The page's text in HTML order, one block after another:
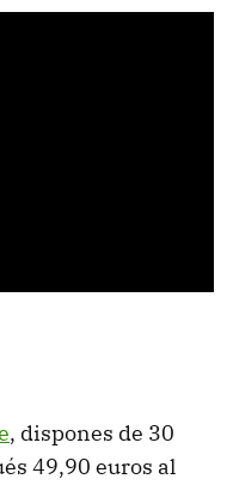
, dispones de 30
49,90 euros al